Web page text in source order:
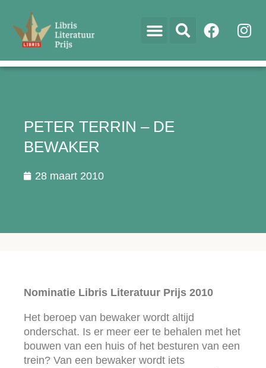
PETER TERRIN – DE
BEWAKER
28 maart 2010
Nominatie Libris Literatuur Prijs 2010
Het beroep van bewaker wordt altijd
onderschat. Is er meer eer te behalen met het
bouwen van een huis of het besturen van een
trein? Van een bewaker wordt iets